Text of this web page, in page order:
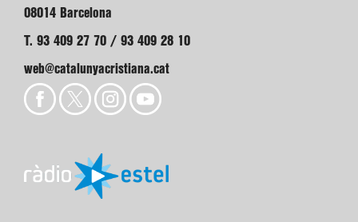
08014 Barcelona
T. 93 409 27 70 / 93 409 28 10
web@catalunyacristiana.cat